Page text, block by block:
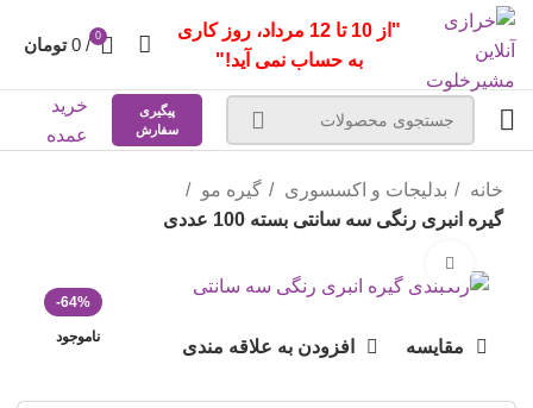
"از 10 تا 12 مرداد، روز کاری
به حساب نمی آید!"
0
/
0 تومان
پیگیری
سفارش
خرید
عمده
خانه بدلیجات و اکسسوری
گیره مو
گیره انبری رنگی سه سانتی بسته 100 عددی
-64%
ناموجود
مقایسه افزودن به علاقه مندی